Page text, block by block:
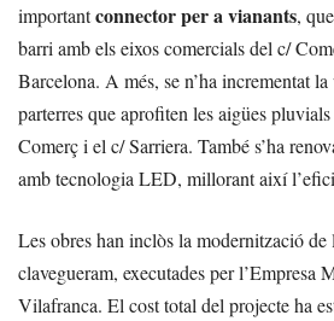
importantconnector per a vianants,
barri amb els eixos comercials del c/
Barcelona. A més, se n’ha incrementat
parterres que aprofiten les aigües
Comerç i el c/ Sarriera. També s’ha
amb tecnologia LED, millorant així
Les obres han inclòs la modernització de
clavegueram, executades per l’Empresa
Vilafranca. El cost total del projecte ha